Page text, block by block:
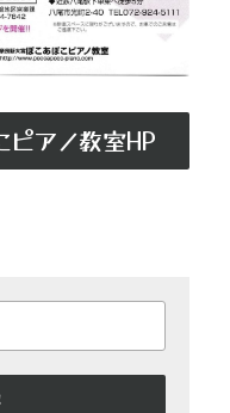
ピアノ教室HP